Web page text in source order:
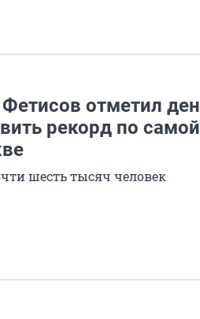
отметил
рекорд по самой
шесть тысяч человек